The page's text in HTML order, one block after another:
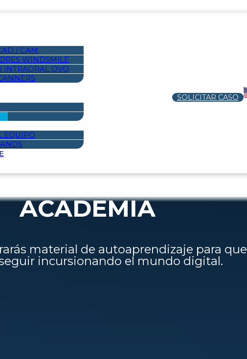
/ CAM
WINDSMILE
INTRAORAL OVO
EQUIPO
SOLICITAR CASO
ACADEMIA
material de autoaprendizaje para que
incursionando el mundo digital.